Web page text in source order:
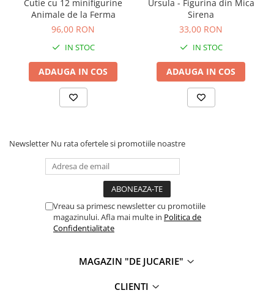
Carti de colorat
Carticele interactive
Cadouri copii
Ceasuri copii
Cutii muzicale
Idei cadou fetite
Cadouri ieftine pentru copii
Cadouri botez
Cadou copii 2 ani
Cadou copii 4 ani
Cadou copii 5 ani
Cutie cu 12 minifigurine
Animale de la Ferma
96,00 RON
IN STOC
ADAUGA IN COS
Ursula - Figurina din Mica
Sirena
33,00 RON
IN STOC
ADAUGA IN COS
Newsletter Nu rata ofertele si promotiile noastre
Vreau sa primesc newsletter cu promotiile
magazinului. Afla mai multe in Politica de
Confidentialitate
MAGAZIN "DE JUCARIE"
CLIENTI